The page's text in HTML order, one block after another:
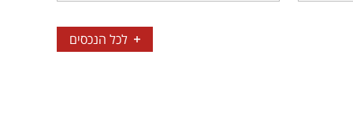
לכל הנכסים